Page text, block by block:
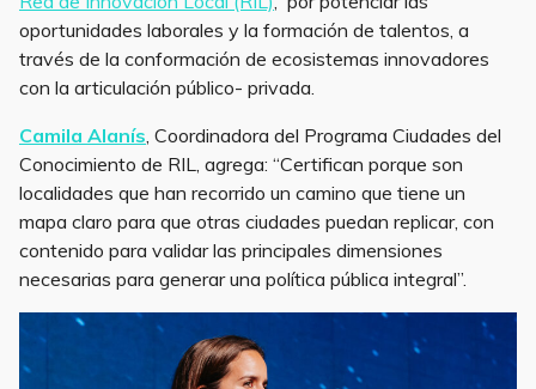
oportunidades laborales y la formación de talentos, a
través de la conformación de ecosistemas innovadores
con la articulación público- privada.
Camila Alanís , Coordinadora del Programa Ciudades del
Conocimiento de RIL, agrega: “Certifican porque son
localidades que han recorrido un camino que tiene un
mapa claro para que otras ciudades puedan replicar, con
contenido para validar las principales dimensiones
necesarias para generar una política pública integral”.